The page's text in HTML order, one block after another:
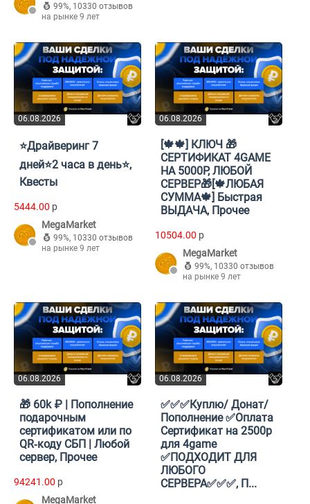
99%, 10330 отзывов
на рынке 9 лет
06.08.2026
⭐Драйверинг 7
дней⭐2 часа в день⭐,
Квесты
5444.00 p
MegaMarket
99%, 10330 отзывов
на рынке 9 лет
06.08.2026
[🍁🍁] КЛЮЧ 🎁
СЕРТИФИКАТ 4GAME
НА 5000Р, ЛЮБОЙ
СЕРВЕР🎁[🍁ЛЮБАЯ
СУММА🍁] Быстрая
ВЫДАЧА, Прочее
10504.00 p
MegaMarket
99%, 10330 отзывов
на рынке 9 лет
06.08.2026
🎁 60k ₽ | Пополнение
подарочным
сертификатом или по
QR‑коду СБП | Любой
сервер, Прочее
94241.00 p
MegaMarket
06.08.2026
✅✅✅Куплю/ Донат/
Пополнение ✅Оплата
Сертификат на 2500р
для 4game
✅ПОДХОДИТ ДЛЯ
ЛЮБОГО
СЕРВЕРА✅✅✅, П...